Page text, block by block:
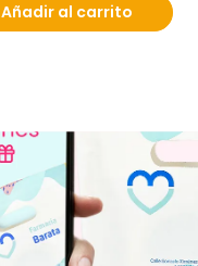
Añadir al carrito